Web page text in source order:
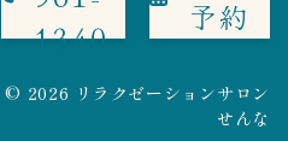
1340
予約
© 2026 リラクゼーションサロン
せんな